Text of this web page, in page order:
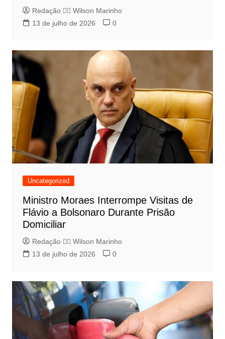
Redação 👨‍⚖️​ Wilson Marinho
13 de julho de 2026
0
Uncategorized
Ministro Moraes Interrompe Visitas de
Flávio a Bolsonaro Durante Prisão
Domiciliar
Redação 👨‍⚖️​ Wilson Marinho
13 de julho de 2026
0